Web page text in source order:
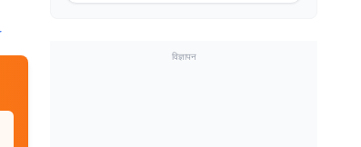
एक हाथ से गजब का कैच
विज्ञापन